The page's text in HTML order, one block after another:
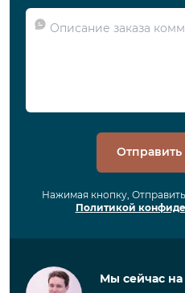
Отправить
Нажимая кнопку,
Политикой
Мы сейчас на